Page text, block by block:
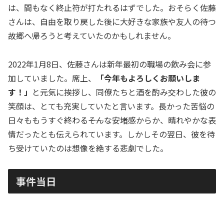
は、間もなく終止符が打たれるはずでした。おそらく佐藤
さんは、自由を取り戻した後に大好きな家族や友人の待つ
故郷へ帰ろうと考えていたのかもしれません。
2022年1月8日、佐藤さんは新年最初の職場の飲み会に参
加していました。席上、
「今年もよろしくお願いしま
す！」 と元気に挨拶し、同僚たちと酒を酌み交わした彼の
笑顔は、とても充実していたと言います。長かった苦悩の
日々ももうすぐ終わる――そんな安堵感からか、晴れやかな表
情だったとも伝えられています。しかしその翌日、彼を待
ち受けていたのは想像を絶する悲劇でした。
事件当日